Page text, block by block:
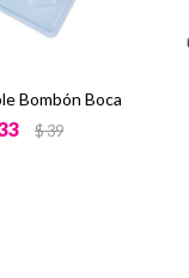
Bombón Boca
$39